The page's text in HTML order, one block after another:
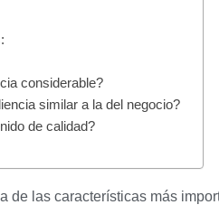
considerable?
similar a la del negocio?
de calidad?
de las características más